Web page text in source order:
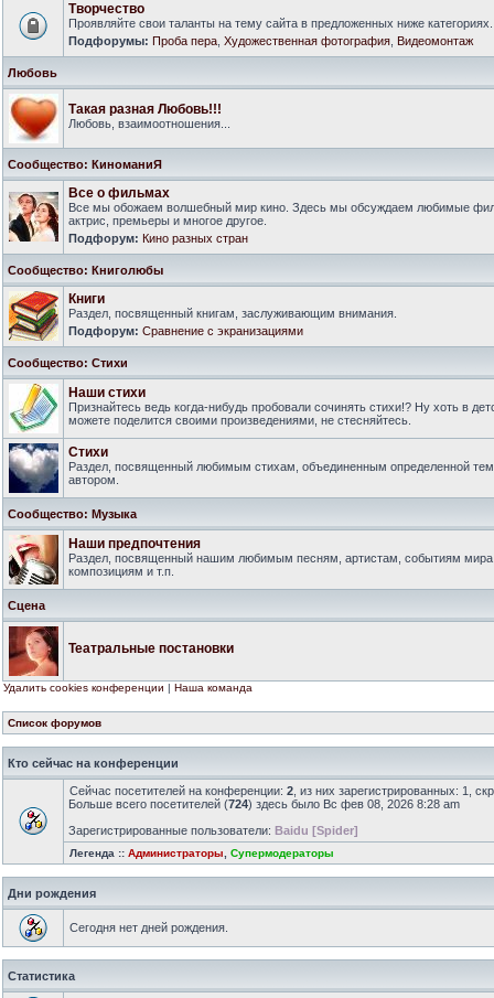
Творчество
Проявляйте свои таланты на тему сайта в предложенных ниже категориях.
Подфорумы: Проба пера Художественная фотография Видеомонтаж
Любовь
Такая разная Любовь!!!
Любовь, взаимоотношения...
Сообщество: КиноманиЯ
Все о фильмах
Все мы обожаем волшебный мир кино. Здесь мы обсуждаем любимые
актрис, премьеры и многое другое.
Подфорум: Кино разных стран
Сообщество: Книголюбы
Книги
Раздел, посвященный книгам, заслуживающим внимания.
Подфорум: Сравнение с экранизациями
Сообщество: Стихи
Наши стихи
Признайтесь ведь когда-нибудь пробовали сочинять стихи!? Ну хоть в
можете поделится своими произведениями, не стесняйтесь.
Стихи
Раздел, посвященный любимым стихам, объединенным определенной
автором.
Сообщество: Музыка
Наши предпочтения
Раздел, посвященный нашим любимым песням, артистам, событиям
композициям и т.п.
Сцена
Театральные постановки
Удалить cookies конференции | Наша команда
Список форумов
Кто сейчас на конференции
Сейчас посетителей на конференции: 2 , из них зарегистрированных: 1,
Больше всего посетителей (724) здесь было Вс фев 08, 2026 8:28 am
Зарегистрированные пользователи: Baidu [Spider]
Легенда :: Администраторы Супермодераторы
Дни рождения
Сегодня нет дней рождения.
Статистика